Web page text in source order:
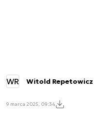
WR Witold Repetowicz
9 marca 2025, 09:34